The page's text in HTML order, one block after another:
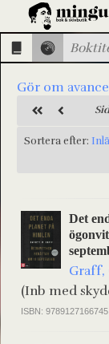
Gör om
Sortera efter:
Det
Graff,
(Inb med
ISBN: 9789127166745